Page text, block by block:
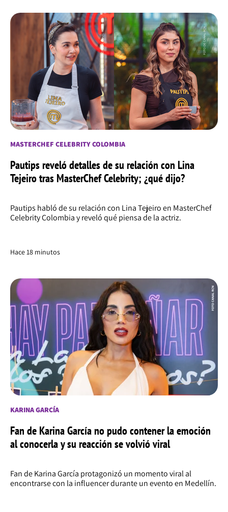
MASTERCHEF CELEBRITY COLOMBIA
Pautips reveló detalles de su relación con Lina
Tejeiro tras MasterChef Celebrity; ¿qué dijo?
Pautips habló de su relación con Lina Tejeiro en MasterChef
Celebrity Colombia y reveló qué piensa de la actriz.
Hace 18 minutos
KARINA GARCÍA
Fan de Karina García no pudo contener la emoción
al conocerla y su reacción se volvió viral
Fan de Karina García protagonizó un momento viral al
encontrarse con la influencer durante un evento en Medellín.